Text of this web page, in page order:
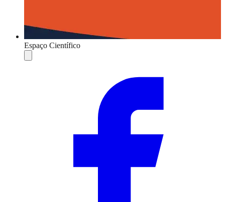
Espaço Científico
Compartilhar